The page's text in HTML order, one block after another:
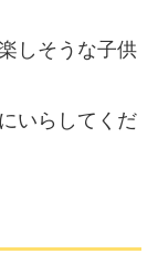
しそうな子供
いらしてくだ